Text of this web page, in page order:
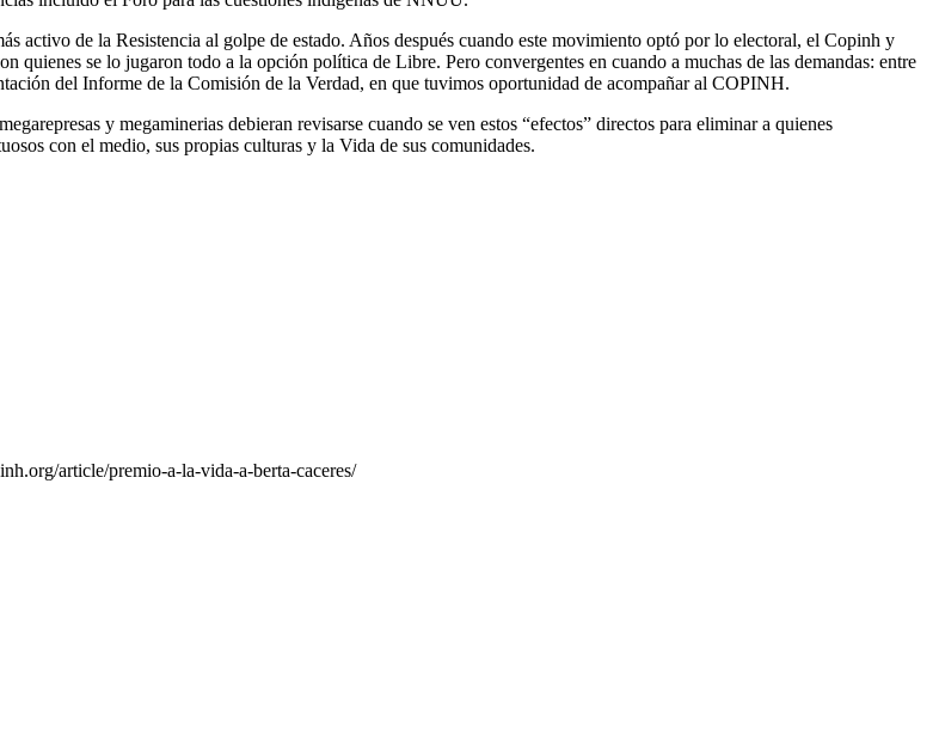
activo de la Resistencia al golpe de estado. Años después cuando este movimiento optó por lo electoral, el Copinh y
quienes se lo jugaron todo a la opción política de Libre. Pero convergentes en cuando a muchas de las demandas: entre
del Informe de la Comisión de la Verdad, en que tuvimos oportunidad de acompañar al COPINH.
y megaminerias debieran revisarse cuando se ven estos “efectos” directos para eliminar a quienes
con el medio, sus propias culturas y la Vida de sus comunidades.
article/premio-a-la-vida-a-berta-caceres/